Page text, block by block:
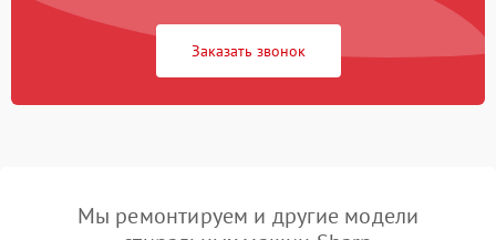
Заказать звонок
Мы ремонтируем и другие модели